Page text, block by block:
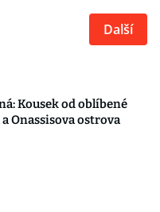
Další
Kousek od oblíbené
Onassisova ostrova